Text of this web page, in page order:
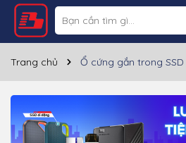
Trang chủ Ổ cứng gắn trong